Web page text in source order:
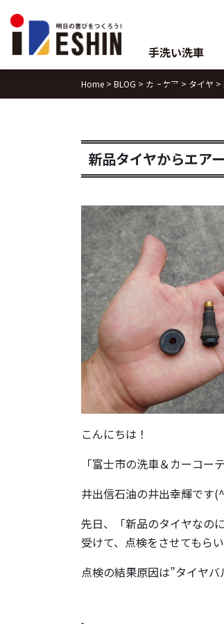
to
content
手洗い洗車
ブログ
Home > BLOG > カーケア > タイヤ >
新品タイヤからエア
こんにちは！
「富士市の洗車＆カーコー
井出信石油の井出幸輝です
先日、「新品のタイヤなの
受けて、点検をさせてもらい
点検の結果原因は”タイヤバ